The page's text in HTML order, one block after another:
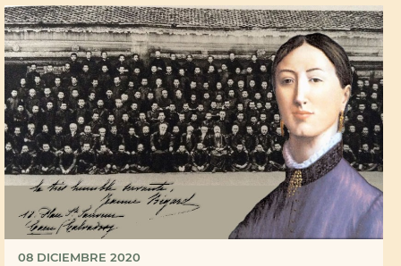
08 DICIEMBRE 2020